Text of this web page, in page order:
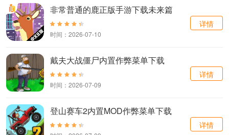
非常普通的鹿正版手游下载未来篇
时间：2026-07-10
详情
戴夫大战僵尸内置作弊菜单下载
时间：2026-07-09
详情
登山赛车2内置MOD作弊菜单下载
详情